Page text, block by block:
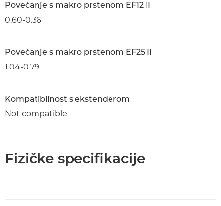
Povećanje s makro prstenom EF12 II
0.60-0.36
Povećanje s makro prstenom EF25 II
1.04-0.79
Kompatibilnost s ekstenderom
Not compatible
Fizičke specifikacije